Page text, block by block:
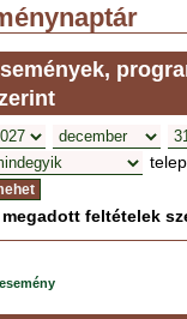
megadott feltételek